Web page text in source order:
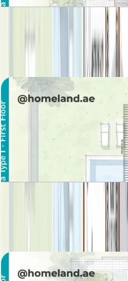
Sanctuary Fall, Villa,
First Floor, 10724 SQFT
Sanctuary Fall, Villa,
First Floor, 10884 SQFT